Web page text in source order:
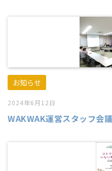
お知らせ
2024年6月12日
WAKWAK運営スタッフ会